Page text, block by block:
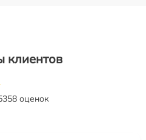
клиентов
оценок